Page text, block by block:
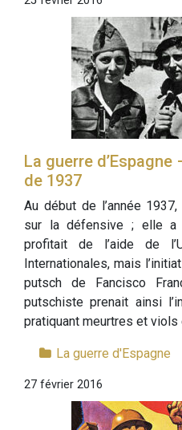
La guerre
de 1937
Au début de l’année
sur la défensive ; elle a
profitait de l’aide de
Internationales, mais
putsch de Fancisco
putschiste prenait ainsi
pratiquant meurtres et viols
La guerre d'Espagne
27 février 2016